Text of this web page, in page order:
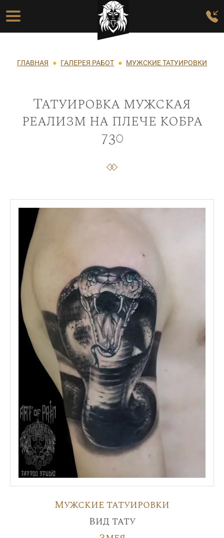
Перейти к основному содержанию
Основная навигация
Строка навигации
ГЛАВНАЯ ГАЛЕРЕЯ РАБОТ МУЖСКИЕ ТАТУИРОВКИ
Татуировка мужская
реализм на плече кобра
730
Мужские татуировки
Вид тату